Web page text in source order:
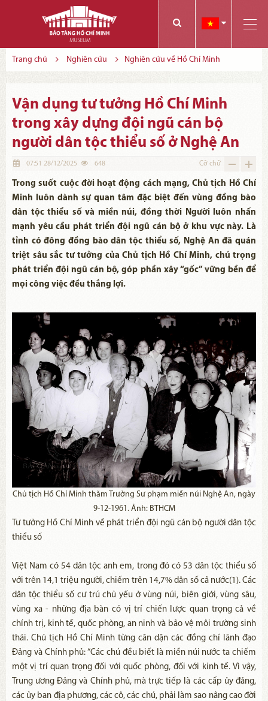
Trang chủ Nghiên cứu Nghiên cứu về Hồ Chí Minh
Vận dụng tư tưởng Hồ Chí Minh
trong xây dựng đội ngũ cán bộ
người dân tộc thiểu số ở Nghệ An
07:51 28/12/2025 648 Cỡ chữ
Trong suốt cuộc đời hoạt động cách mạng, Chủ tịch Hồ Chí
Minh luôn dành sự quan tâm đặc biệt đến vùng đồng bào
dân tộc thiểu số và miền núi, đồng thời Người luôn nhấn
mạnh yêu cầu phát triển đội ngũ cán bộ ở khu vực này. Là
tỉnh có đông đồng bào dân tộc thiểu số, Nghệ An đã quán
triệt sâu sắc tư tưởng của Chủ tịch Hồ Chí Minh, chú trọng
phát triển đội ngũ cán bộ, góp phần xây “gốc” vững bền để
mọi công việc đều thắng lợi.
Chủ tịch Hồ Chí Minh thăm Trường Sư phạm miền núi Nghệ An, ngày
9-12-1961. Ảnh: BTHCM
Tư tưởng Hồ Chí Minh về phát triển đội ngũ cán bộ người dân tộc
thiểu số
Việt Nam có 54 dân tộc anh em, trong đó có 53 dân tộc thiểu số
với trên 14,1 triệu người, chiếm trên 14,7% dân số cả nước(1). Các
dân tộc thiểu số cư trú chủ yếu ở vùng núi, biên giới, vùng sâu,
vùng xa - những địa bàn có vị trí chiến lược quan trọng cả về
chính trị, kinh tế, quốc phòng, an ninh và bảo vệ môi trường sinh
thái. Chủ tịch Hồ Chí Minh từng căn dặn các đồng chí lãnh đạo
Đảng và Chính phủ: “Các chú đều biết là miền núi nước ta chiếm
một vị trí quan trọng đối với quốc phòng, đối với kinh tế. Vì vậy,
Trung ương Đảng và Chính phủ, mà trực tiếp là các cấp ủy đảng,
các ủy ban địa phương, các cô, các chú, phải làm sao nâng cao đời